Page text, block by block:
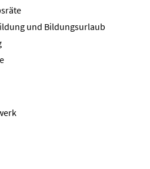
und Bildungsurlaub